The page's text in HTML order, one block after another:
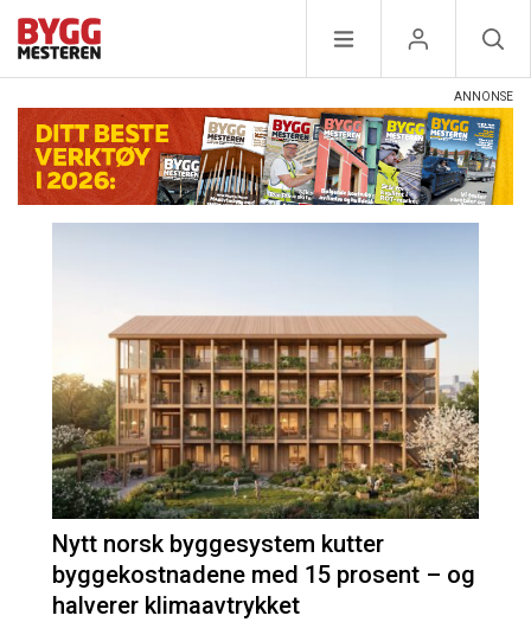
Nytt norsk byggesystem kutter
byggekostnadene med 15 prosent – og
halverer klimaavtrykket